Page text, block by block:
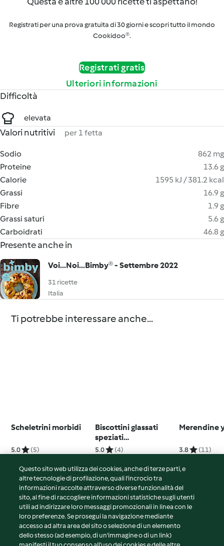
Registrati per una prova gratuita di 30 giorni e scopri tutto il mondo
Cookidoo®.
Registrati gratis
Ulteriori informazioni
Difficoltà
elevata
Valori nutritivi per 1 fetta
Sodio
862 mg
Proteine
13.6 g
Calorie
1595 kJ / 381.2 kcal
Grassi
16.9 g
Fibre
1.9 g
Grassi saturi
5.6 g
Carboidrati
46.8 g
Presente anche in
Voi...Noi...Bimby® - Settembre 2022
31 ricette
Italia
Ti potrebbe interessare anche...
Scheletrini morbidi
5.0 (5)
Biscottini glassati
speziati
(Pfeffernüsse)
5.0 (4)
Merendine
3.8 (11)
© Copyright 2026
Termini del servizio
Informativa sulla privacy
Questo sito web utilizza dei cookies, anche di terze parti, e
altre tecnologie di profilazione, quali l’incrocio tra
informazioni raccolte attraverso diverse funzionalità del
sito, al fine di raccogliere informazioni statistiche sugli utenti
utili ad indirizzare loro messaggi promozionali in linea con le
loro preferenze. Se prosegui la navigazione mediante
accesso ad altra area del sito o selezione di un elemento
dello stesso (ad esempio, di un'immagine o di un link)